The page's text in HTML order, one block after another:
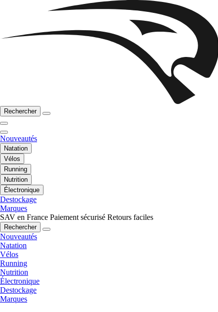
Rechercher
Nouveautés
Natation
Vélos
Running
Nutrition
Électronique
Destockage
Marques
SAV en France Paiement sécurisé Retours faciles
Rechercher
Nouveautés
Natation
Vélos
Running
Nutrition
Électronique
Destockage
Marques